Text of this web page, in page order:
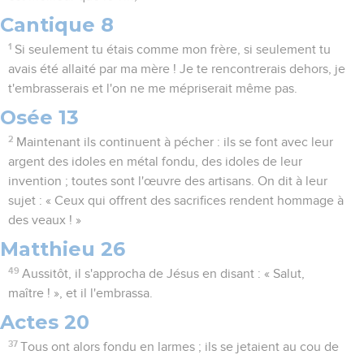
Cantique 8
1 Si seulement tu étais comme mon frère, si seulement tu
avais été allaité par ma mère ! Je te rencontrerais dehors, je
t'embrasserais et l'on ne me mépriserait même pas.
Osée 13
2 Maintenant ils continuent à pécher : ils se font avec leur
argent des idoles en métal fondu, des idoles de leur
invention ; toutes sont l'œuvre des artisans. On dit à leur
sujet : « Ceux qui offrent des sacrifices rendent hommage à
des veaux ! »
Matthieu 26
49 Aussitôt, il s'approcha de Jésus en disant : « Salut,
maître ! », et il l'embrassa.
Actes 20
37 Tous ont alors fondu en larmes ; ils se jetaient au cou de